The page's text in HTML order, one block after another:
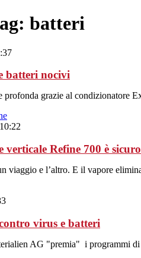
batteri
batteri nocivi
profonda grazie al condizionatore
Refine 700 è
viaggio e l’altro. E il vapore
virus e batteri
AG "premia" i programmi